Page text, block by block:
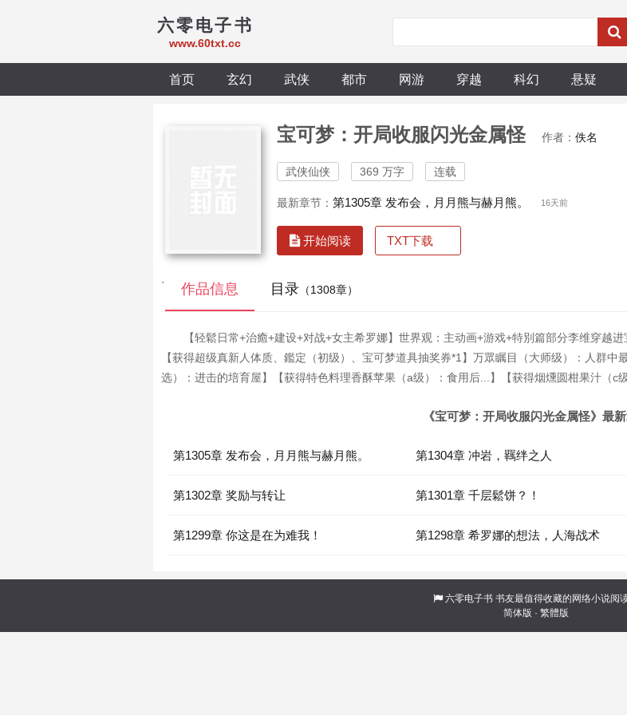
六零电子书
www.60txt.cc
首页 玄幻 武侠 都市 网游 穿越 科幻 悬疑
宝可梦：开局收服闪光金属怪 作者： 佚名
武侠仙侠 369 万字 连载
最新章节： 第1305章 发布会，月月熊与赫月熊。 16天前
开始阅读 TXT下载
` 作品信息 目录 （1308章）
【轻鬆日常+治癒+建设+对战+女主希罗娜】世界观：主动画+游戏+特別篇部分李维穿越
【获得超级真新人体质、鑑定（初级）、宝可梦道具抽奖券*1】万眾瞩目（大师级）：人群
选）：进击的培育屋】【获得特色料理香酥苹果（a级）：食用后...】【获得烟燻圆柑果汁（c
《宝可梦：开局收服闪光金属怪》最
第1305章 发布会，月月熊与赫月熊。 第1304章 冲岩，羈绊之人
第1302章 奖励与转让 第1301章 千层鬆饼？！
第1299章 你这是在为难我！ 第1298章 希罗娜的想法，人海战术
六零电子书 书友最值得收藏的网络小说阅
简体版 · 繁體版